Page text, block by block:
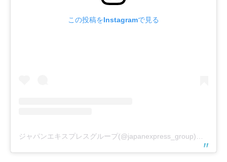
この投稿をInstagramで見る